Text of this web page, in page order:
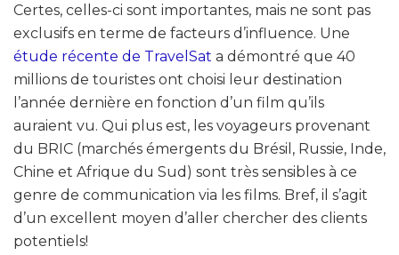
Certes, celles-ci sont importantes, mais ne sont pas
exclusifs en terme de facteurs d’influence. Une
étude récente de TravelSat a démontré que 40
millions de touristes ont choisi leur destination
l’année dernière en fonction d’un film qu’ils
auraient vu. Qui plus est, les voyageurs provenant
du BRIC (marchés émergents du Brésil, Russie, Inde,
Chine et Afrique du Sud) sont très sensibles à ce
genre de communication via les films. Bref, il s’agit
d’un excellent moyen d’aller chercher des clients
potentiels!